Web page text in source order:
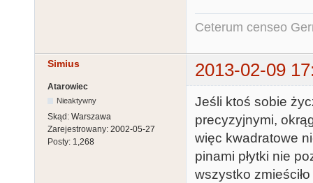
Ceterum censeo
Simius 2013-02-09
Atarowiec
Nieaktywny
Skąd: Warszawa
Zarejestrowany: 2002-05-27
Posty: 1,268
Jeśli ktoś sobie
precyzyjnymi,
więc kwadratowe
pinami płytki nie
wszystko